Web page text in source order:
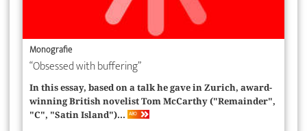
Monografie
“Obsessed with buffering”
In this essay, based on a talk he gave in Zurich, award-
winning British novelist Tom McCarthy ("Remainder",
"C", "Satin Island")... ABO